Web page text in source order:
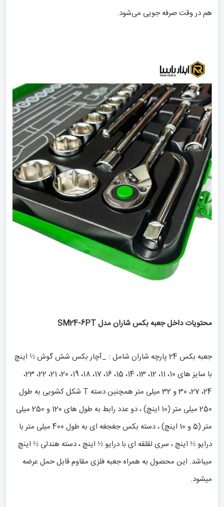
هم در وقت صرفه جویی می‌شود.
محتویات داخل جعبه بکس شاران مدل SM24-6PT
جعبه بکس 24 پارچه شاران شامل : _آچار بکس شش گوش ½ اینچ
با سایز های 10، 11، 12، 13، 14، 15، 16، 17، 18، 19، 20، 21، 22، 23،
24، 27، 30 و 32 میلی متر همچنین دسته T شکل کشویی به طول
250 میلی‌ متر (10 اینچ) ، دو عدد رابط به طول های 120 و 250 میلی‌
متر (5 و 10 اینچ) ، دسته بکس جغجغه ای به طول 400 میلی‌ متر با
درایو ½ اینچ ، سری لقلقه ای با درایو ½ اینچ ، دسته هندلی ½ اینچ
میباشد. این محصول به همراه جعبه فلزی مقاوم قابل حمل عرضه
میشود.